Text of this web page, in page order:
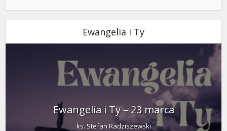
Ewangelia i Ty
Ewangelia i Ty – 23 marca
ks. Stefan Radziszewski